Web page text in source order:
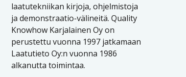
laatutekniikan kirjoja, ohjelmistoja
ja demonstraatio-välineitä. Quality
Knowhow Karjalainen Oy on
perustettu vuonna 1997 jatkamaan
Laatutieto Oy:n vuonna 1986
alkanutta toimintaa.